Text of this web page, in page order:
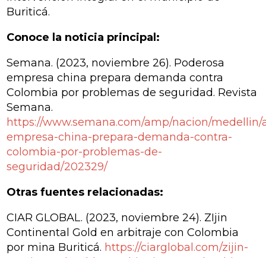
Buriticá.
Conoce la noticia principal:
Semana. (2023, noviembre 26). Poderosa
empresa china prepara demanda contra
Colombia por problemas de seguridad. Revista
Semana.
https://www.semana.com/amp/nacion/
empresa-china-prepara-demanda-contra-
colombia-por-problemas-de-
seguridad/202329/
Otras fuentes relacionadas:
CIAR GLOBAL. (2023, noviembre 24). ZIjin
Continental Gold en arbitraje con Colombia
por mina Buriticá. https://ciarglobal.com/zijin-